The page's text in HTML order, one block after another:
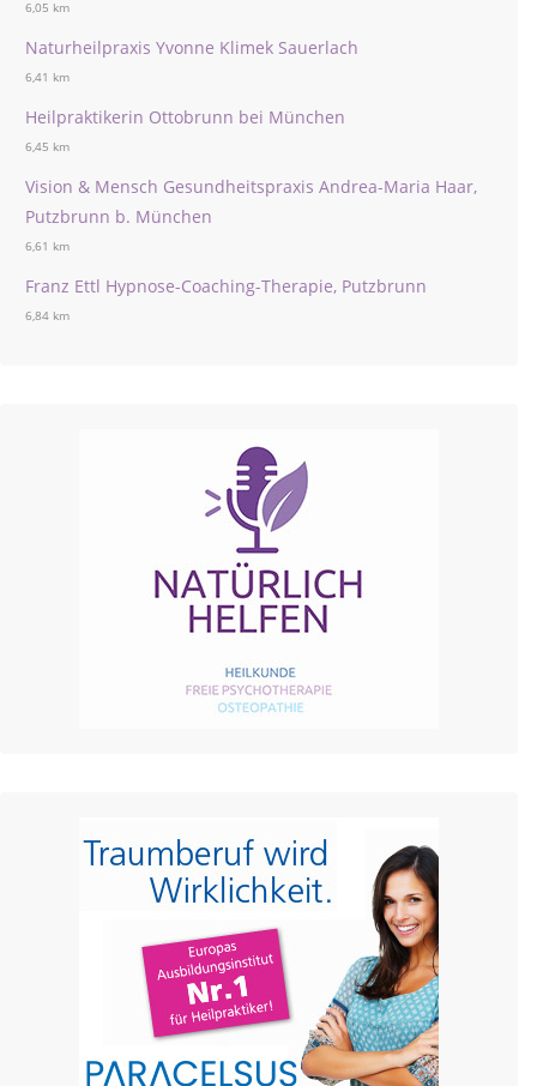
6,05 km
Naturheilpraxis Yvonne Klimek Sauerlach
6,41 km
Heilpraktikerin Ottobrunn bei München
6,45 km
Vision & Mensch Gesundheitspraxis Andrea-Maria Haar,
Putzbrunn b. München
6,61 km
Franz Ettl Hypnose-Coaching-Therapie, Putzbrunn
6,84 km